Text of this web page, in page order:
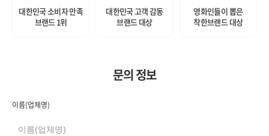
대한민국 소비자 만족
브랜드 1위
대한민국 고객 감동
브랜드 대상
영화인들이 뽑은
착한브랜드 대상
문의 정보
이름(업체명)